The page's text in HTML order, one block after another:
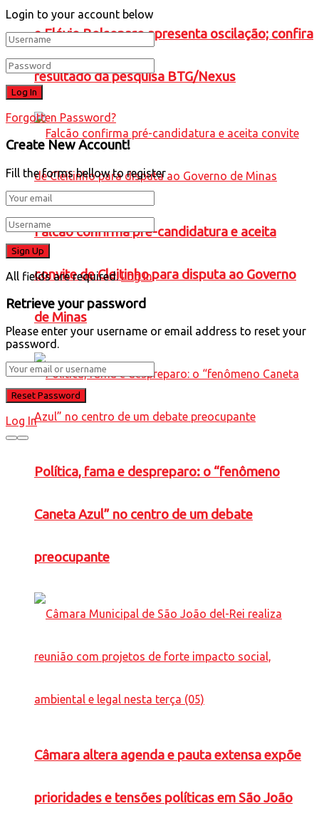
e Flávio Bolsonaro apresenta oscilação; confira
resultado da pesquisa BTG/Nexus
Falcão confirma pré-candidatura e aceita
convite de Cleitinho para disputa ao Governo
de Minas
Política, fama e despreparo: o “fenômeno
Caneta Azul” no centro de um debate
preocupante
Câmara altera agenda e pauta extensa expõe
prioridades e tensões políticas em São João
Login to your account below
Forgotten Password?
Create New Account!
Fill the forms bellow to register
All fields are required. Log In
Retrieve your password
Please enter your username or email address to reset your
password.
Log In